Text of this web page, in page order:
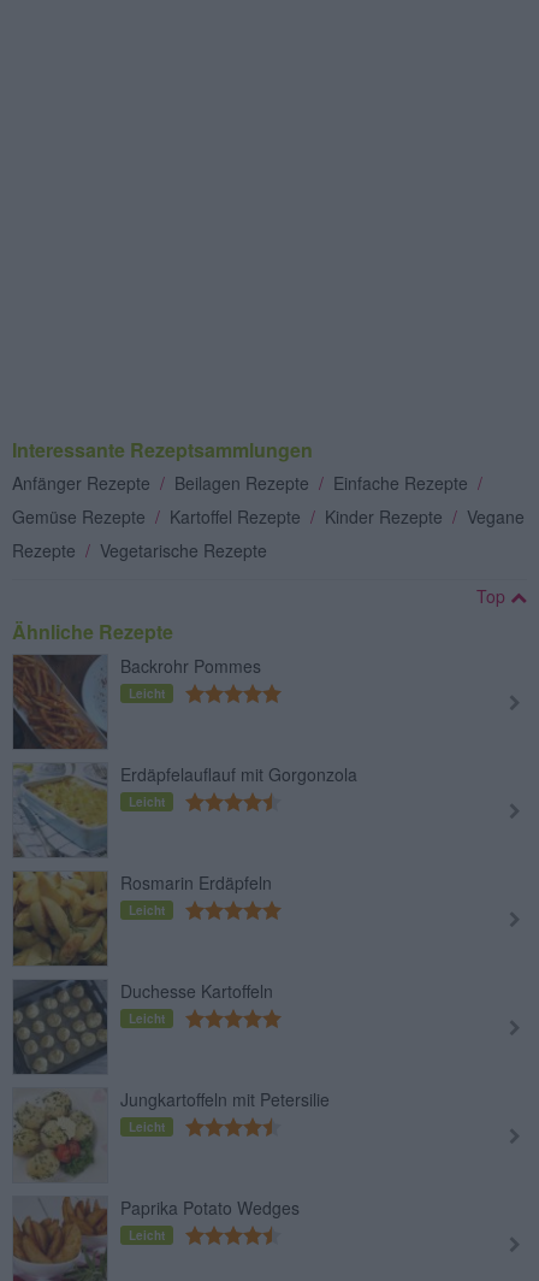
Interessante Rezeptsammlungen
Anfänger Rezepte / Beilagen Rezepte / Einfache Rezepte /
Gemüse Rezepte / Kartoffel Rezepte / Kinder Rezepte / Vegane
Rezepte / Vegetarische Rezepte
Top
Ähnliche Rezepte
Backrohr Pommes
Leicht
Erdäpfelauflauf mit Gorgonzola
Leicht
Rosmarin Erdäpfeln
Leicht
Duchesse Kartoffeln
Leicht
Jungkartoffeln mit Petersilie
Leicht
Paprika Potato Wedges
Leicht